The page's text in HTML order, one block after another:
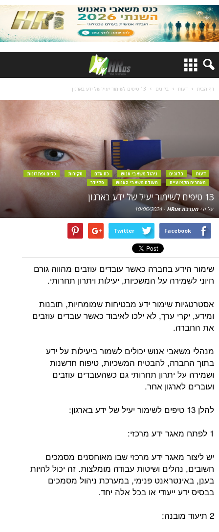
דף הבית דעות בלוגים 13 טיפים לשימור יעיל של ידע בארגון
דעות בלוגים ניהול משאבי אנוש כח אדם סקירות
כלים ופתרונות
מאמרים מקצועיים
מעולם משאבי האנוש סליידר
13 טיפים לשימור יעיל של ידע בארגון
על ידי מערכת HRus -
10/06/2024
Facebook
Twitter
שימור הידע בחברה כאשר עובדים עוזבים מהווה גורם
חיוני לשמירה על המשכיות, יעילות ויתרון תחרותי.
אסטרטגיות שימור ידע מבטיחות שמומחיות, תובנות
ומידע, יקרי ערך, לא ילכו לאיבוד כאשר עובדים עוזבים
את החברה.
מנהלי משאבי אנוש יכולים לשמור ביעילות על ידע
בתוך החברה, להבטיח המשכיות, טיפוח חדשנות
ושמירה על יתרון תחרותי גם כשהעובדים עוזבים
ועוברים לארגון אחר.
להלן 13 טיפים לשימור יעיל של ידע בארגון:
1 לפתח מאגר ידע מרכזי:
יש ליצור מאגר ידע מרכזי שבו מאוחסנים מסמכים
חשובים, נהלים ושיטות עבודה מומלצות. זה יכול להיות
בענן, באינטראנט פנימי, במערכת ניהול מסמכים
בבסיס ידע ייעודי או בכל אלה יחד.
2 תיעוד מובנה: